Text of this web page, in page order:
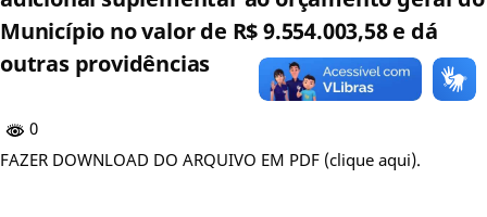
Município no valor de R$ 9.554.003,58 e dá
outras providências
0
FAZER DOWNLOAD DO ARQUIVO EM PDF (clique aqui).